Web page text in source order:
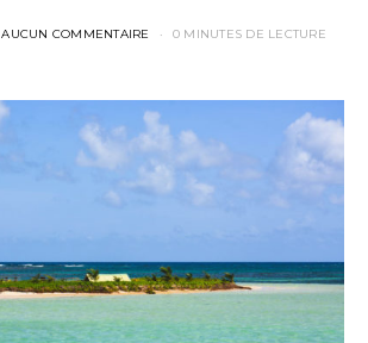
AUCUN COMMENTAIRE 0 MINUTES DE LECTURE